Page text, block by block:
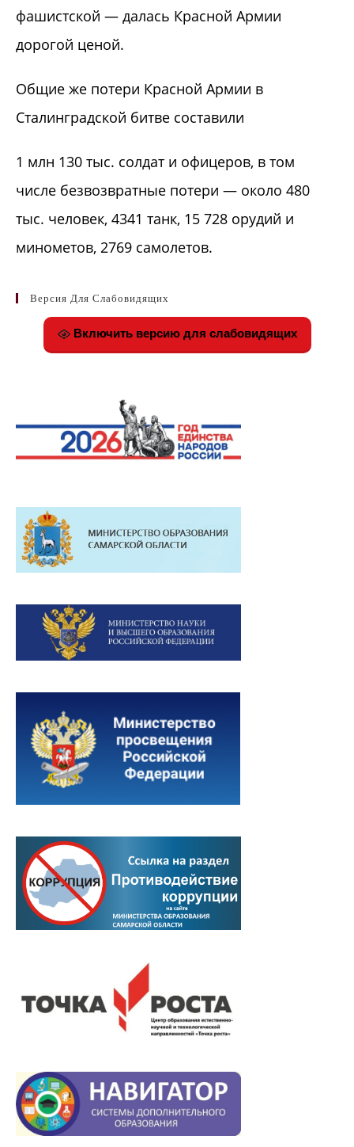
фашистской — далась Красной Армии
дорогой ценой.
Общие же потери Красной Армии в
Сталинградской битве составили
1 млн 130 тыс. солдат и офицеров, в том
числе безвозвратные потери — около 480
тыс. человек, 4341 танк, 15 728 орудий и
минометов, 2769 самолетов.
Версия Для Слабовидящих
Включить версию для слабовидящих